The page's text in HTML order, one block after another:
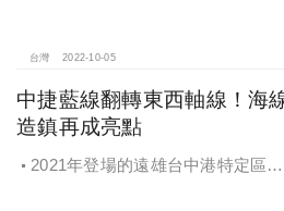
型。銷售人員透露，76坪悉數完銷，
台灣 2022-10-05
中捷藍線翻轉東西軸線！海
造鎮再成亮點
2021年登場的遠雄台中港特定區造